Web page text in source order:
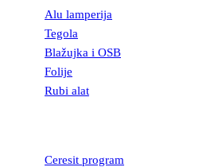
Alu lamperija
Tegola
Blažujka i OSB
Folije
Rubi alat
Ceresit program